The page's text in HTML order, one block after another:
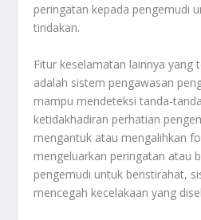
peringatan kepada pengemudi
tindakan.
Fitur keselamatan lainnya yang
adalah sistem pengawasan
mampu mendeteksi tanda-
ketidakhadiran perhatian
mengantuk atau mengalihkan
mengeluarkan peringatan atau
pengemudi untuk beristirahat,
mencegah kecelakaan yang